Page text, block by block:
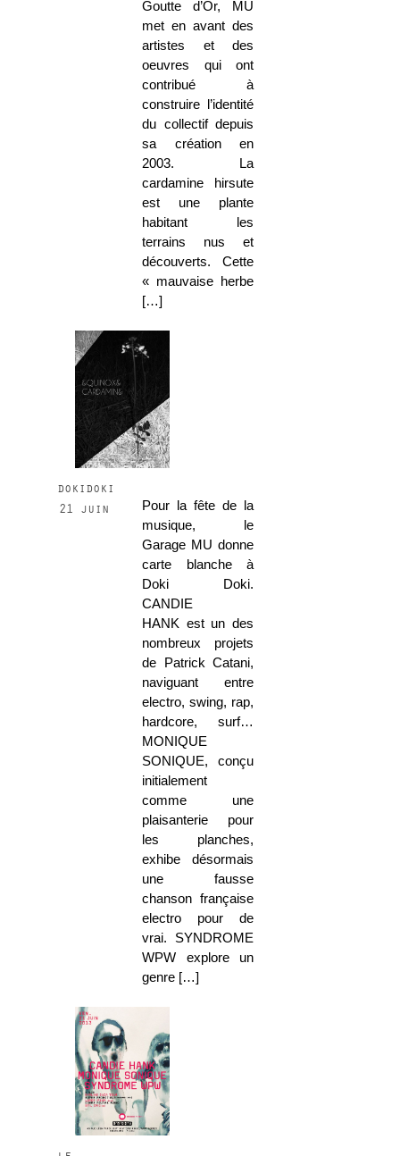
Goutte d’Or, MU
met en avant des
artistes et des
oeuvres qui ont
contribué à
construire l’identité
du collectif depuis
sa création en
2003. La
cardamine hirsute
est une plante
habitant les
terrains nus et
découverts. Cette
« mauvaise herbe
[…]
dokidoki
21 juin
Pour la fête de la
musique, le
Garage MU donne
carte blanche à
Doki Doki.
CANDIE
HANK est un des
nombreux projets
de Patrick Catani,
naviguant entre
electro, swing, rap,
hardcore, surf…
MONIQUE
SONIQUE, conçu
initialement
comme une
plaisanterie pour
les planches,
exhibe désormais
une fausse
chanson française
electro pour de
vrai. SYNDROME
WPW explore un
genre […]